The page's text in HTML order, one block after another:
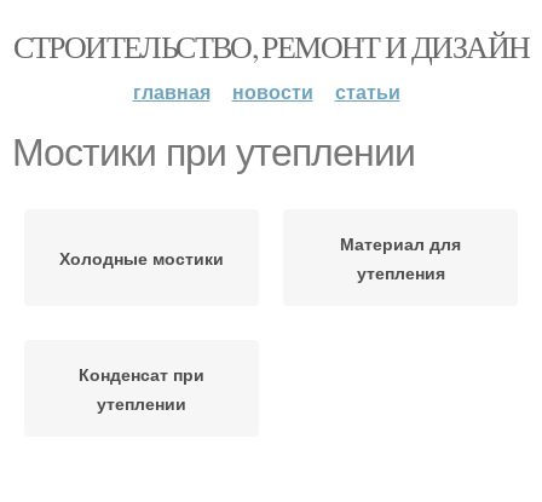
СТРОИТЕЛЬСТВО, РЕМОНТ И ДИЗАЙН
главная новости статьи
Мостики при утеплении
Холодные мостики
Материал для
утепления
Конденсат при
утеплении